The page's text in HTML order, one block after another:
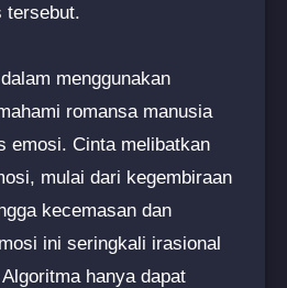
tersebut.
menggunakan
romansa manusia
emosi. Cinta melibatkan
mulai dari kegembiraan
kecemasan dan
ini seringkali irasional
hanya dapat